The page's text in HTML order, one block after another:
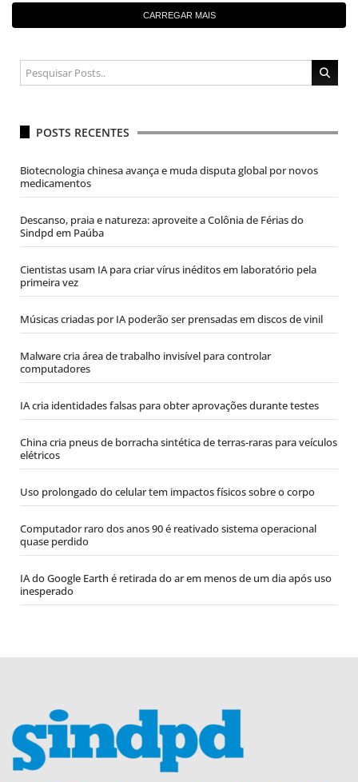
CARREGAR MAIS
POSTS RECENTES
Biotecnologia chinesa avança e muda disputa global por novos
medicamentos
Descanso, praia e natureza: aproveite a Colônia de Férias do
Sindpd em Paúba
Cientistas usam IA para criar vírus inéditos em laboratório pela
primeira vez
Músicas criadas por IA poderão ser prensadas em discos de vinil
Malware cria área de trabalho invisível para controlar
computadores
IA cria identidades falsas para obter aprovações durante testes
China cria pneus de borracha sintética de terras-raras para veículos
elétricos
Uso prolongado do celular tem impactos físicos sobre o corpo
Computador raro dos anos 90 é reativado sistema operacional
quase perdido
IA do Google Earth é retirada do ar em menos de um dia após uso
inesperado